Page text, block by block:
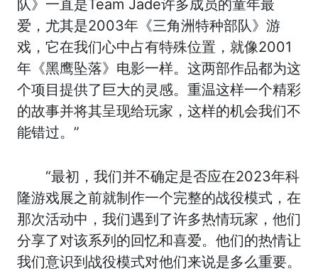
队》一直是Team Jade许多成员的童年最
爱，尤其是2003年《三角洲特种部队》游
戏，它在我们心中占有特殊位置，就像2001
年《黑鹰坠落》电影一样。这两部作品都为这
个项目提供了巨大的灵感。重温这样一个精彩
的故事并将其呈现给玩家，这样的机会我们不
能错过。”
“最初，我们并不确定是否应在2023年科
隆游戏展之前就制作一个完整的战役模式，在
那次活动中，我们遇到了许多热情玩家，他们
分享了对该系列的回忆和喜爱。他们的热情让
我们意识到战役模式对他们来说是多么重要。